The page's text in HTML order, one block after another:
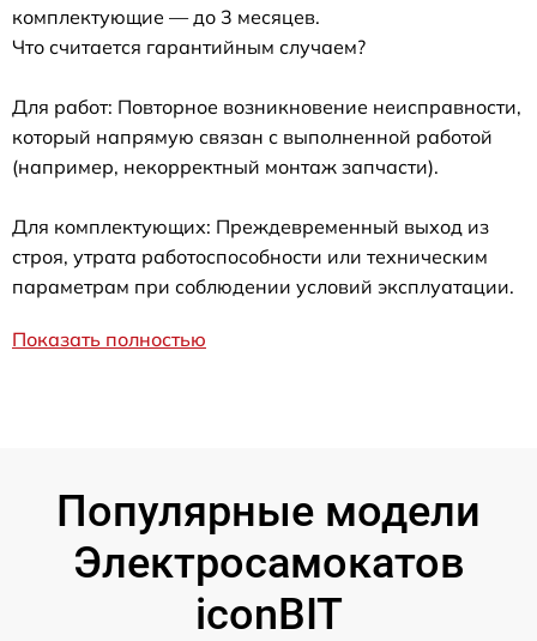
комплектующие — до 3 месяцев.
Что считается гарантийным случаем?
Для работ: Повторное возникновение неисправности,
который напрямую связан с выполненной работой
(например, некорректный монтаж запчасти).
Для комплектующих: Преждевременный выход из
строя, утрата работоспособности или техническим
параметрам при соблюдении условий эксплуатации.
Показать полностью
Популярные модели
Электросамокатов
iconBIT